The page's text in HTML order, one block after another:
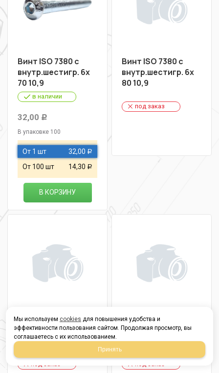
Винт ISO 7380 с
внутр.шестигр. 6х
70 10,9
в наличии
32,00 Р
В упаковке 100
От 1 шт 32,00 Р
От 100 шт 14,30 Р
В КОРЗИНУ
Винт ISO 7380 с
внутр.шестигр. 6х
80 10,9
под заказ
Винт ISO 7380 с
внутр.шестигр.
6х100 10,9
под заказ
Винт ISO 7380 с
внутр.шестигр. 8х
80 10,9
под заказ
Мы используем cookies для повышения удобства и
эффективности пользования сайтом. Продолжая просмотр, вы
соглашаетесь с их использованием.
Принять